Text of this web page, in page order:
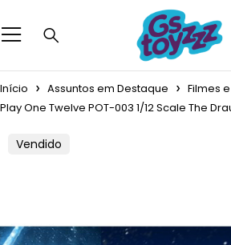
Início Assuntos em Destaque Filmes
Play One Twelve POT-003 1/12 Scale The
Vendido